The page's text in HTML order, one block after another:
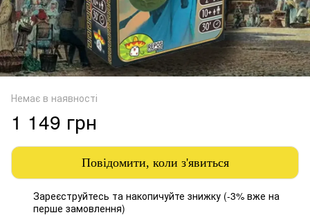
Немає в наявності
1 149 грн
Повідомити, коли з'явиться
Зареєструйтесь та накопичуйте знижку (-3% вже на
перше замовлення)